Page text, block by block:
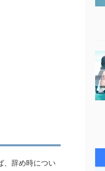
、辞め時につい